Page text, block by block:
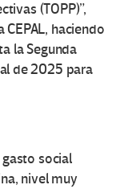
(TOPP)”,
haciendo
la Segunda
de 2025 para
social
nivel muy